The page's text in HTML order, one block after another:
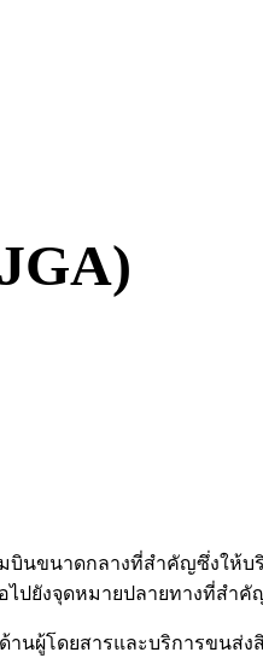
นขนาดกลางที่สำคัญซึ่งให้
ไปยังจุดหมายปลายทางที่ส
นผู้โดยสารและบริการขน